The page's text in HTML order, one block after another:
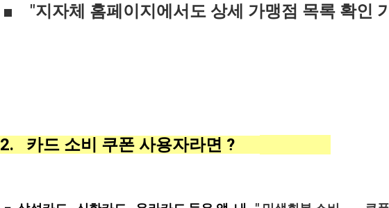
■ "지자체 홈페이지에서도 상세 가맹점 목록 확인
2. 카드 소비 쿠폰 사용자라면 ?